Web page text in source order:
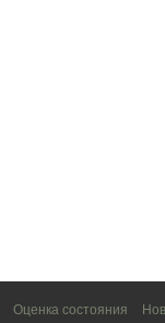
Оценка состояния